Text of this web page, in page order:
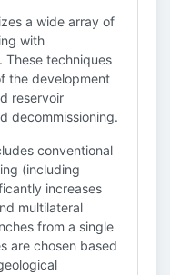
a wide array of
with
These techniques
the development
reservoir
decommissioning.
conventional
(including
increases
multilateral
from a single
are chosen based